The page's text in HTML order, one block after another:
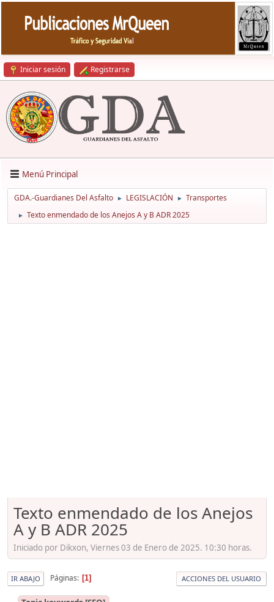
Iniciar sesión Registrarse
Menú Principal
GDA.-Guardianes Del Asfalto ► LEGISLACIÓN ► Transportes
► Texto enmendado de los Anejos A y B ADR 2025
Texto enmendado de los Anejos
A y B ADR 2025
Iniciado por Dikxon, Viernes 03 de Enero de 2025. 10:30 horas.
IR ABAJO Páginas 1 ACCIONES DEL USUARIO